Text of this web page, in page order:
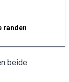
randen
beide